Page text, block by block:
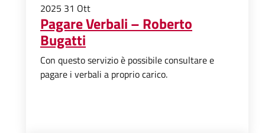
2025 31 Ott
Pagare Verbali – Roberto
Bugatti
Con questo servizio è possibile consultare e
pagare i verbali a proprio carico.